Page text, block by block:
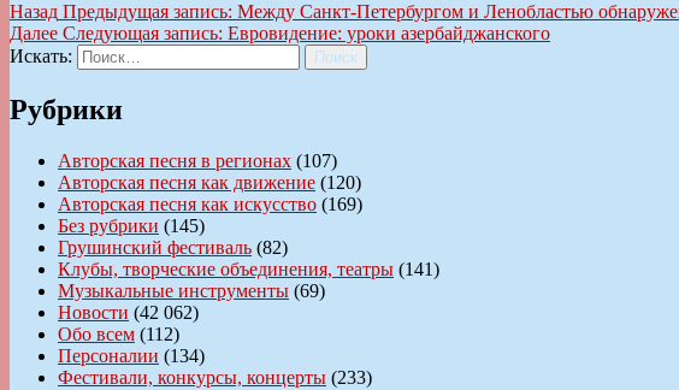
Назад Предыдущая запись: Между Санкт-Петербургом и Ленобластью
Далее Следующая запись: Евровидение: уроки азербайджанского
Искать:
Поиск
Рубрики
Авторская песня в регионах (107)
Авторская песня как движение (120)
Авторская песня как искусство (169)
Без рубрики (145)
Грушинский фестиваль (82)
Клубы, творческие объединения, театры (141)
Музыкальные инструменты (69)
Новости (42 062)
Обо всем (112)
Персоналии (134)
Фестивали, конкурсы, концерты (233)